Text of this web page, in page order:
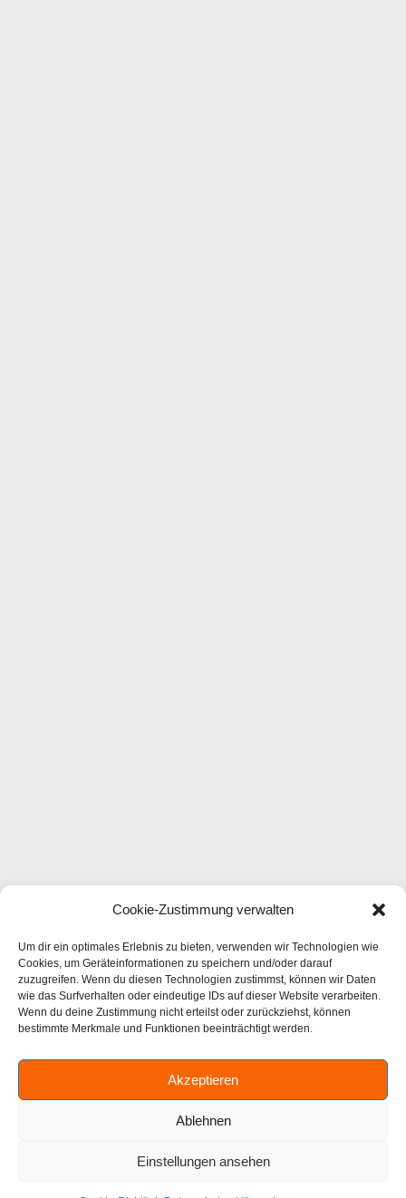
Cookie-Zustimmung verwalten
Um dir ein optimales Erlebnis zu bieten, verwenden wir Technologien wie
Cookies, um Geräteinformationen zu speichern und/oder darauf
zuzugreifen. Wenn du diesen Technologien zustimmst, können wir Daten
wie das Surfverhalten oder eindeutige IDs auf dieser Website verarbeiten.
Wenn du deine Zustimmung nicht erteilst oder zurückziehst, können
bestimmte Merkmale und Funktionen beeinträchtigt werden.
Akzeptieren
Ablehnen
Einstellungen ansehen